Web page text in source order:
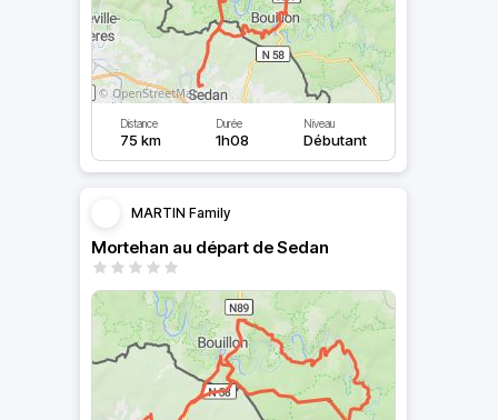
Distance
75 km
Durée
1h08
Niveau
Débutant
MARTIN Family
Mortehan au départ de Sedan